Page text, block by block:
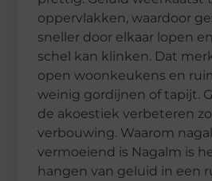
oppervlakken, waardoor
sneller door elkaar lopen
schel kan klinken. Dat
open woonkeukens en
weinig gordijnen of tapijt.
de akoestiek verbeteren
verbouwing. Waarom
vermoeiend is Nagalm is
hangen van geluid in een